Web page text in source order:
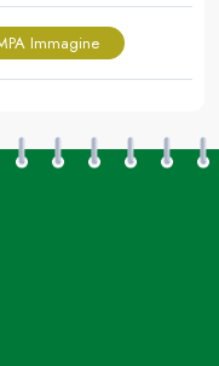
Immagine